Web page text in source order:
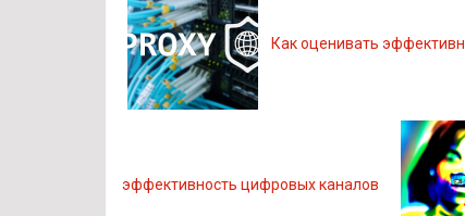
Как оценивать
эффективность цифровых каналов